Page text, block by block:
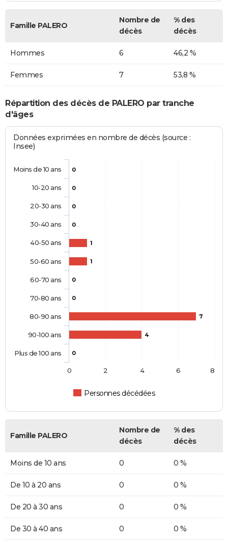
Famille PALERO
Nombre de
décès
% des
décès
Hommes 6 46,2 %
Femmes 7 53,8 %
Répartition des décès de PALERO par tranche
d'âges
Données exprimées en nombre de décès (source :
Insee)
0
0
0
0
1
1
0
0
7
4
0
Personnes décédées
Moins de 10 ans
10-20 ans
20-30 ans
30-40 ans
40-50 ans
50-60 ans
60-70 ans
70-80 ans
80-90 ans
90-100 ans
Plus de 100 ans
0 2 4 6 8
Famille PALERO
Nombre de
décès
% des
décès
Moins de 10 ans 0 0 %
De 10 à 20 ans 0 0 %
De 20 à 30 ans 0 0 %
De 30 à 40 ans 0 0 %